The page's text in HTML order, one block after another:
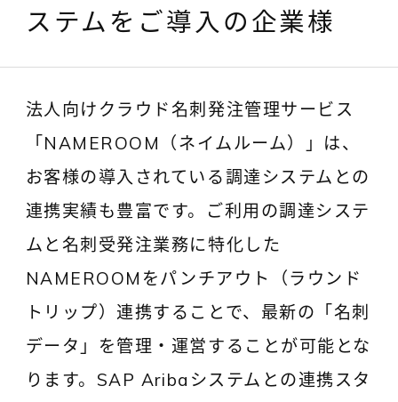
ステムをご導入の企業様
法人向けクラウド名刺発注管理サービス
「NAMEROOM（ネイムルーム）」は、
お客様の導入されている調達システムとの
連携実績も豊富です。ご利用の調達システ
ムと名刺受発注業務に特化した
NAMEROOMをパンチアウト（ラウンド
トリップ）連携することで、最新の「名刺
データ」を管理・運営することが可能とな
ります。SAP Aribaシステムとの連携スタ